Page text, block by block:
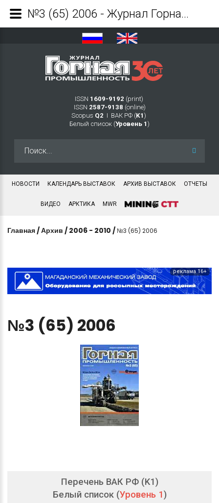
ISSN 1609-9192 (print)
ISSN 2587-9138 (online)
Scopus Q2 Ι ВАК РФ (K1 )
Белый список (Уровень 1 )
НОВОСТИ КАЛЕНДАРЬ ВЫСТАВОК АРХИВ ВЫСТАВОК ОТЧЕТЫ
ВИДЕО АРКТИКА MWR
Главная /Архив / 2006 - 2010 / №3 (65) 2006
реклама 16+
№3 (65) 2006
Перечень ВАК РФ (K1)
Белый список (Уровень 1)
№3 (65) 2006 - Журнал Горная промышленность